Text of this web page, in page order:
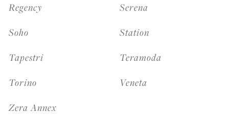
Regency
Serena
Soho
Station
Tapestri
Teramoda
Torino
Veneta
Zera Annex